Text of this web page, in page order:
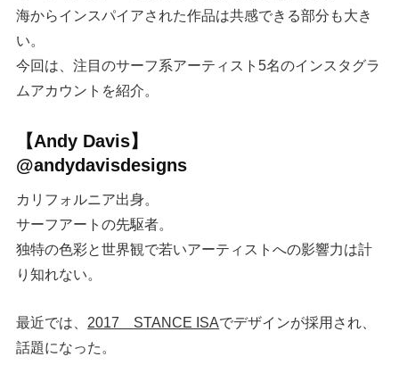
海からインスパイアされた作品は共感できる部分も大き
い。
今回は、注目のサーフ系アーティスト5名のインスタグラ
ムアカウントを紹介。
【Andy Davis】
@andydavisdesigns
カリフォルニア出身。
サーフアートの先駆者。
独特の色彩と世界観で若いアーティストへの影響力は計
り知れない。
最近では、 2017 STANCE ISAでデザインが採用され、
話題になった。